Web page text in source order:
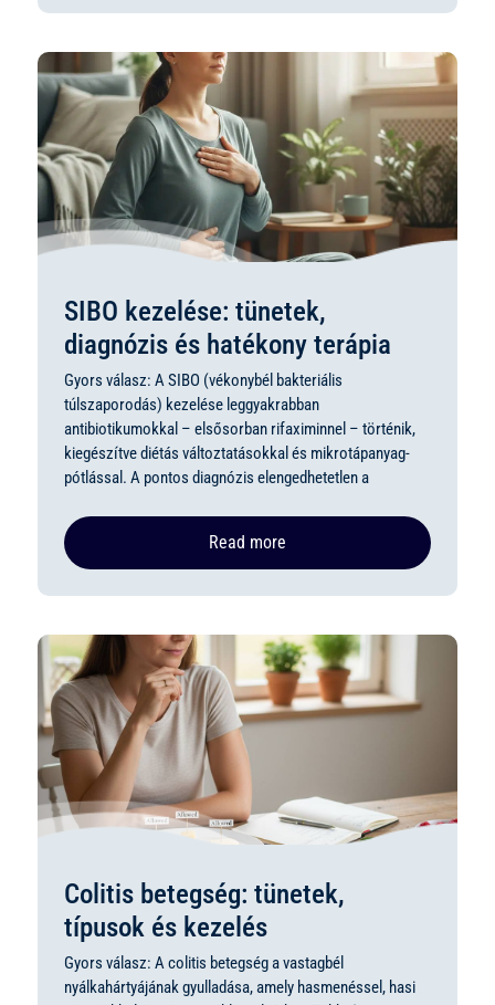
SIBO kezelése: tünetek,
diagnózis és hatékony terápia
Gyors válasz: A SIBO (vékonybél bakteriális
túlszaporodás) kezelése leggyakrabban
antibiotikumokkal – elsősorban rifaximinnel – történik,
kiegészítve diétás változtatásokkal és mikrotápanyag-
pótlással. A pontos diagnózis elengedhetetlen a
Read more
Colitis betegség: tünetek,
típusok és kezelés
Gyors válasz: A colitis betegség a vastagbél
nyálkahártyájának gyulladása, amely hasmenéssel, hasi